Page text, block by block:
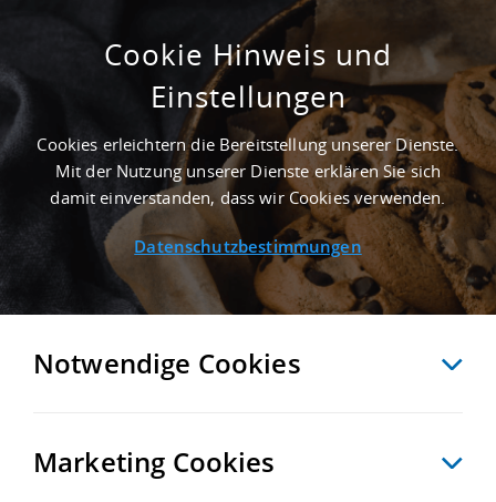
ERSTBEZUG - 7.000 M² INDUSTRIEIMMOBILIE
IN BERLIN AN DER AUTOBAHN A 114
Startseite Immobiliensuche Detailansicht
VERGLEICHEN EXPORT PDF
Cookie Hinweis und
Einstellungen
Cookies erleichtern die Bereitstellung unserer Dienste.
Mit der Nutzung unserer Dienste erklären Sie sich
damit einverstanden, dass wir Cookies verwenden.
Datenschutzbestimmungen
Notwendige Cookies
Marketing Cookies